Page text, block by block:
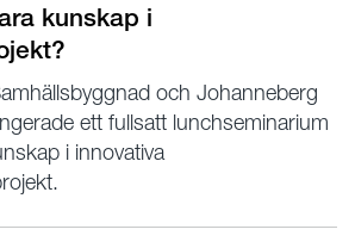
kunskap i
och Johanneberg
ett fullsatt lunchseminarium
i innovativa